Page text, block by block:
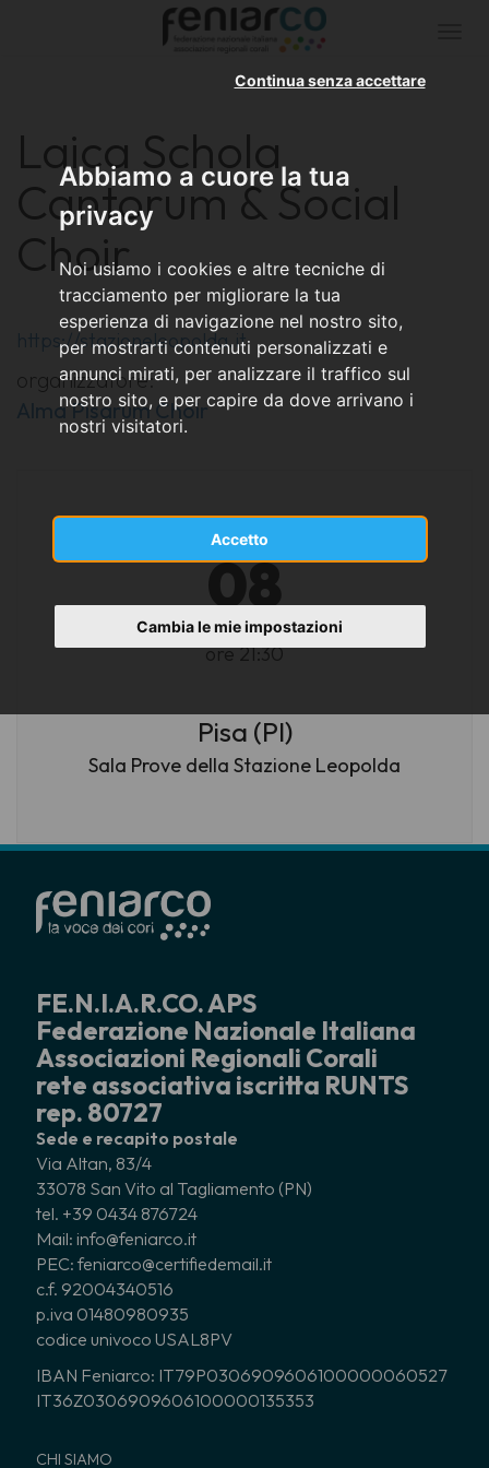
Abbiamo a cuore la tua
privacy
Noi usiamo i cookies e altre tecniche di
tracciamento per migliorare la tua
esperienza di navigazione nel nostro sito,
per mostrarti contenuti personalizzati e
annunci mirati, per analizzare il traffico sul
nostro sito, e per capire da dove arrivano i
nostri visitatori.
Accetto
Continua senza accettare
Cambia le mie impostazioni
Laica Schola
Cantorum & Social
Choir
https://stazioneleopolda.it
organizzatore:
Alma Pisarum Choir
LUNEDÌ
08
GIUGNO 2026
ore 21:30
Pisa (PI)
Sala Prove della Stazione Leopolda
FE.N.I.A.R.CO. APS
Federazione Nazionale Italiana
Associazioni Regionali Corali
rete associativa iscritta RUNTS
rep. 80727
Sede e recapito postale
Via Altan, 83/4
33078 San Vito al Tagliamento (PN)
tel. +39 0434 876724
Mail: info@feniarco.it
PEC: feniarco@certifiedemail.it
c.f. 92004340516
p.iva 01480980935
codice univoco USAL8PV
IBAN Feniarco: IT79P0306909606100000060527
IT36Z0306909606100000135353
CHI SIAMO